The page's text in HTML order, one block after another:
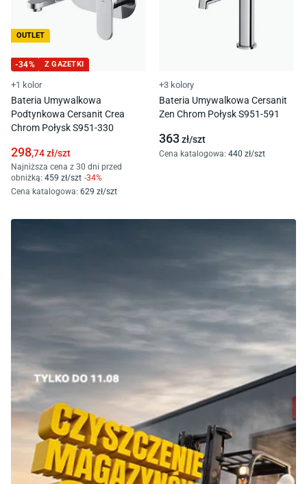
OUTLET
-34% Z GAZETKI
+1 kolor
Bateria Umywalkowa
Podtynkowa Cersanit Crea
Chrom Połysk S951-330
298,74zł/szt
Najniższa cena z 30 dni przed
obniżką: 459 zł/szt -34%
Cena katalogowa: 629 zł/szt
+3 kolory
Bateria Umywalkowa Cersanit
Zen Chrom Połysk S951-591
363zł/szt
Cena katalogowa: 440 zł/szt